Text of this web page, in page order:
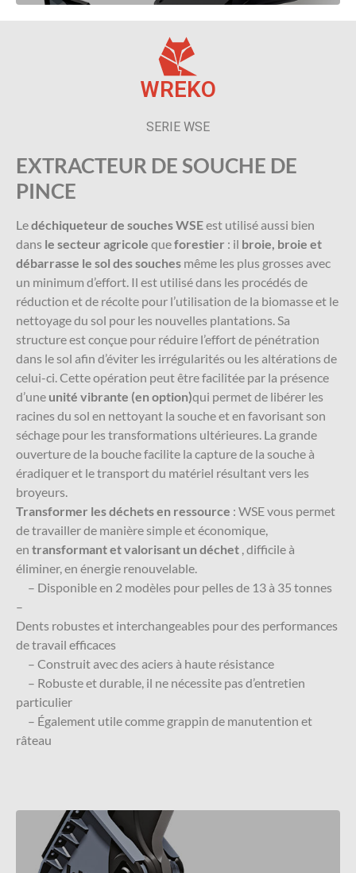
WREKO
SERIE WSE
EXTRACTEUR DE SOUCHE DE
PINCE
Ledéchiqueteur de souches WSEest utilisé aussi bien
dans le secteur agricole queforestier : il broie, broie et
débarrasse le sol des souches même les plus grosses avec
un minimum d’effort. Il est utilisé dans les procédés de
réduction et de récolte pour l’utilisation de la biomasse et le
nettoyage du sol pour les nouvelles plantations. Sa
structure est conçue pour réduire l’effort de pénétration
dans le sol afin d’éviter les irrégularités ou les altérations de
celui-ci. Cette opération peut être facilitée par la présence
d’une unité vibrante (en option)qui permet de libérer les
racines du sol en nettoyant la souche et en favorisant son
séchage pour les transformations ultérieures. La grande
ouverture de la bouche facilite la capture de la souche à
éradiquer et le transport du matériel résultant vers les
broyeurs.
Transformer les déchets en ressource : WSE vous permet
de travailler de manière simple et économique,
en transformant et valorisant un déchet , difficile à
éliminer, en énergie renouvelable.
– Disponible en 2 modèles pour pelles de 13 à 35 tonnes
–
Dents robustes et interchangeables pour des performances
de travail efficaces
– Construit avec des aciers à haute résistance
– Robuste et durable, il ne nécessite pas d’entretien
particulier
– Également utile comme grappin de manutention et
râteau